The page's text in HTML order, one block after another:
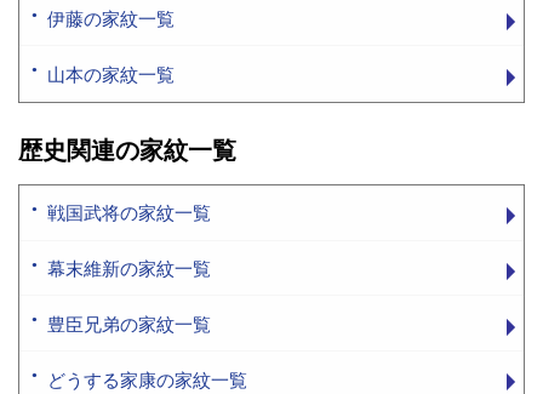
伊藤の家紋一覧
山本の家紋一覧
歴史関連の家紋一覧
戦国武将の家紋一覧
幕末維新の家紋一覧
豊臣兄弟の家紋一覧
どうする家康の家紋一覧